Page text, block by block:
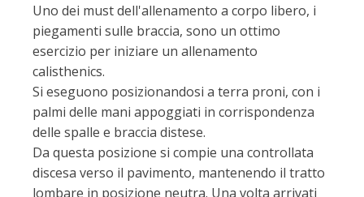
Uno dei must dell'allenamento a corpo libero, i
piegamenti sulle braccia, sono un ottimo
esercizio per iniziare un allenamento
calisthenics.
Si eseguono posizionandosi a terra proni, con i
palmi delle mani appoggiati in corrispondenza
delle spalle e braccia distese.
Da questa posizione si compie una controllata
discesa verso il pavimento, mantenendo il tratto
lombare in posizione neutra. Una volta arrivati